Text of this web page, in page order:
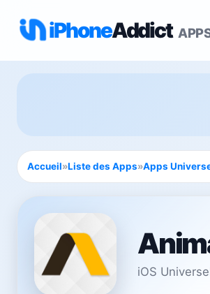
iPhoneAddict
Accueil»Liste des Apps»Apps
iOS